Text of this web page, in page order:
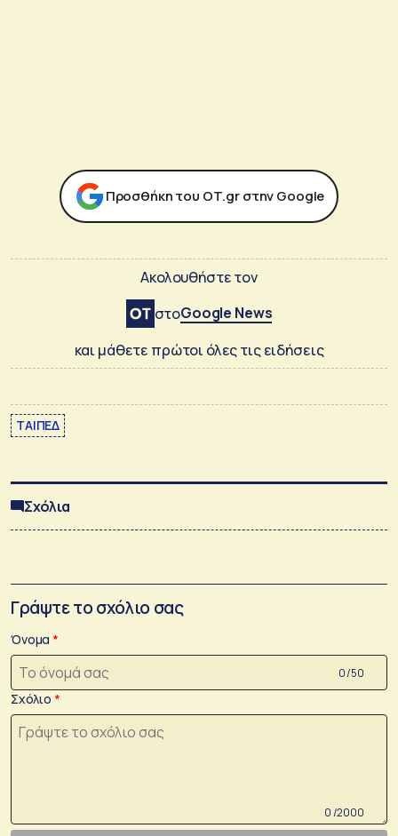
Προσθήκη του ΟΤ.gr στην Google
Ακολουθήστε τον
στοGoogle News
και μάθετε πρώτοι όλες τις ειδήσεις
ΤΑΙΠΕΔ
Σχόλια
Γράψτε το σχόλιο σας
Όνομα
0 /50
Σχόλιο
0 /2000